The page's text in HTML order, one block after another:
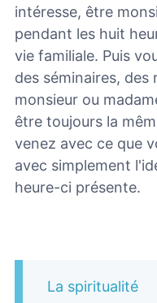
intéresse, être
pendant les huit
vie familiale. Puis
des séminaires,
monsieur ou
être toujours la
venez avec ce que
avec simplement
heure-ci présente.
La spiritualité